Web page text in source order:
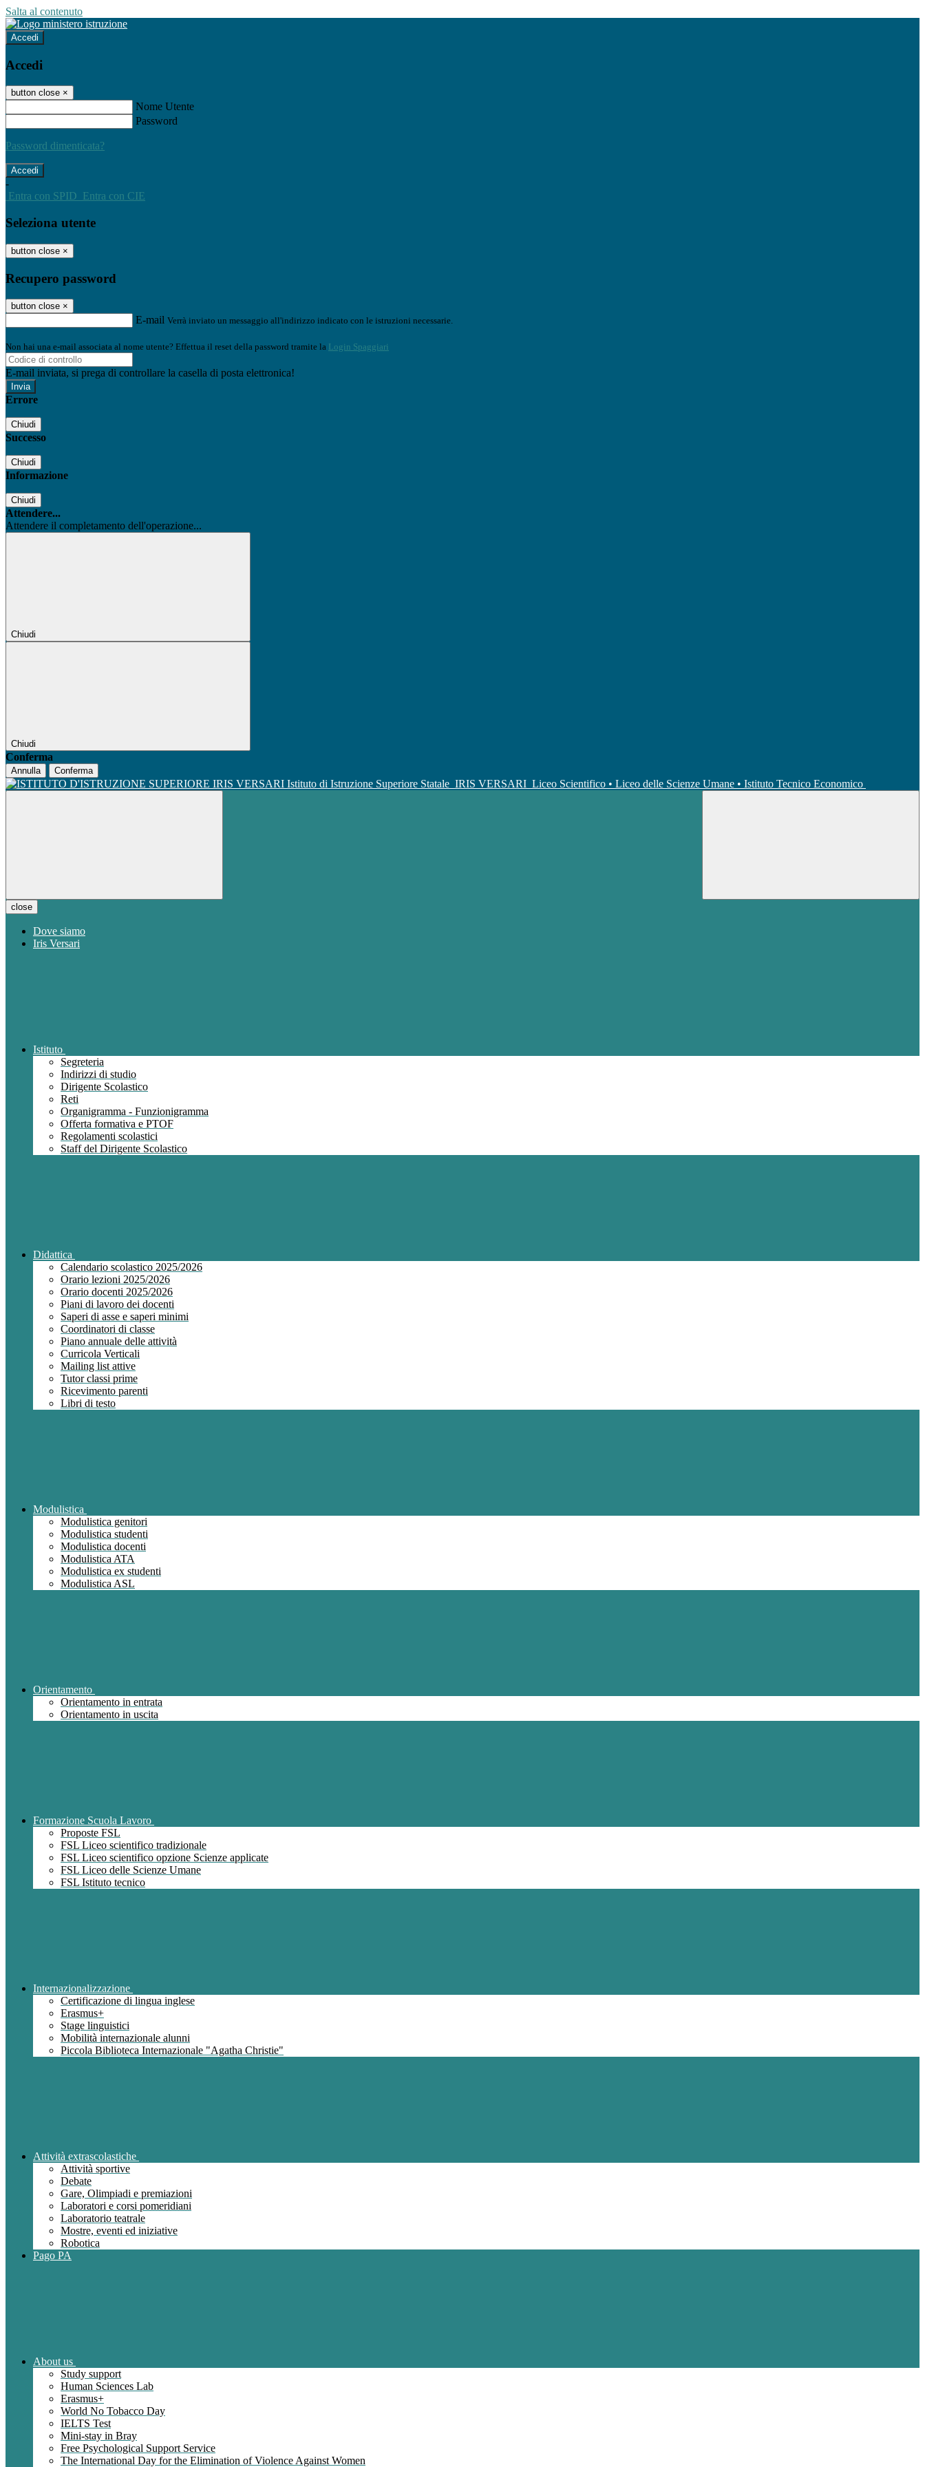
Salta al contenuto
Accedi
Accedi
button close ×
Nome Utente
Password
Password dimenticata?
-
Entra con SPID Entra con CIE
Seleziona utente
button close ×
Recupero password
button close ×
E-mail Verrà inviato un messaggio all'indirizzo indicato con le istruzioni necessarie.
Non hai una e-mail associata al nome utente? Effettua il reset della password tramite la Login Spaggiari
E-mail inviata, si prega di controllare la casella di posta elettronica!
Errore
Chiudi
Successo
Chiudi
Informazione
Chiudi
Attendere...
Attendere il completamento dell'operazione...
Chiudi
Chiudi
Conferma
Annulla Conferma
Istituto di Istruzione Superiore Statale IRIS VERSARI Liceo Scientifico • Liceo delle Scienze Umane • Istituto Tecnico Economico
close
Dove siamo
Iris Versari
Istituto
Segreteria
Indirizzi di studio
Dirigente Scolastico
Reti
Organigramma - Funzionigramma
Offerta formativa e PTOF
Regolamenti scolastici
Staff del Dirigente Scolastico
Didattica
Calendario scolastico 2025/2026
Orario lezioni 2025/2026
Orario docenti 2025/2026
Piani di lavoro dei docenti
Saperi di asse e saperi minimi
Coordinatori di classe
Piano annuale delle attività
Curricola Verticali
Mailing list attive
Tutor classi prime
Ricevimento parenti
Libri di testo
Modulistica
Modulistica genitori
Modulistica studenti
Modulistica docenti
Modulistica ATA
Modulistica ex studenti
Modulistica ASL
Orientamento
Orientamento in entrata
Orientamento in uscita
Formazione Scuola Lavoro
Proposte FSL
FSL Liceo scientifico tradizionale
FSL Liceo scientifico opzione Scienze applicate
FSL Liceo delle Scienze Umane
FSL Istituto tecnico
Internazionalizzazione
Certificazione di lingua inglese
Erasmus+
Stage linguistici
Mobilità internazionale alunni
Piccola Biblioteca Internazionale "Agatha Christie"
Attività extrascolastiche
Attività sportive
Debate
Gare, Olimpiadi e premiazioni
Laboratori e corsi pomeridiani
Laboratorio teatrale
Mostre, eventi ed iniziative
Robotica
Pago PA
About us
Study support
Human Sciences Lab
Erasmus+
World No Tobacco Day
IELTS Test
Mini-stay in Bray
Free Psychological Support Service
The International Day for the Elimination of Violence Against Women